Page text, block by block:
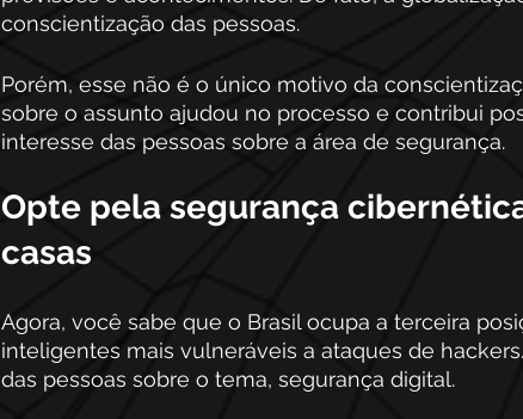
conscientização das pessoas.
Porém, esse não é o único motivo da
sobre o assunto ajudou no processo e contribui
interesse das pessoas sobre a área de segurança.
Opte pela segurança
casas
Agora, você sabe que o Brasil ocupa a terceira
inteligentes mais vulneráveis a ataques de hackers
das pessoas sobre o tema, segurança digital.